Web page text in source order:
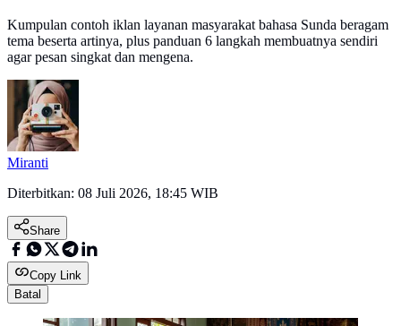
Kumpulan contoh iklan layanan masyarakat bahasa Sunda beragam
tema beserta artinya, plus panduan 6 langkah membuatnya sendiri
agar pesan singkat dan mengena.
Miranti
Diterbitkan: 08 Juli 2026, 18:45 WIB
Share
Copy Link
Batal